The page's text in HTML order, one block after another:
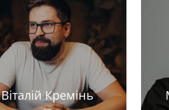
Віталій Кремінь